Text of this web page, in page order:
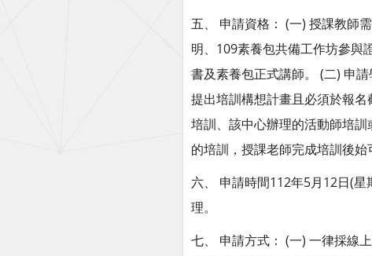
五、 申請資格： (一) 授課教師
明、109素養包共備工作坊參與
書及素養包正式講師。 (二) 申
提出培訓構想計畫且必須於報
培訓、該中心辦理的活動師培
的培訓，授課老師完成培訓後始
六、 申請時間112年5月12日(
理。
七、 申請方式： (一) 一律採線